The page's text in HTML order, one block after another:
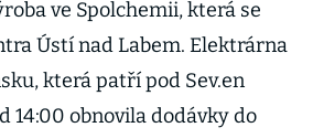
ve Spolchemii, která se
Ústí nad Labem. Elektrárna
která patří pod Sev.en
14:00 obnovila dodávky do